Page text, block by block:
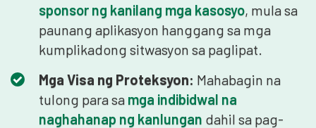
sponsor ng kanilang mga kasosyo, mula sa
paunang aplikasyon hanggang sa mga
kumplikadong sitwasyon sa paglipat.
Mga Visa ng Proteksyon: Mahabagin na
tulong para sa mga indibidwal na
naghahanap ng kanlungan dahil sa pag-